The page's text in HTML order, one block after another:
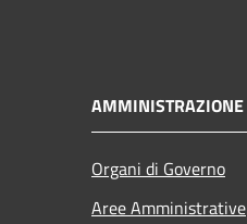
AMMINISTRAZIONE
Organi di Governo
Aree Amministrative